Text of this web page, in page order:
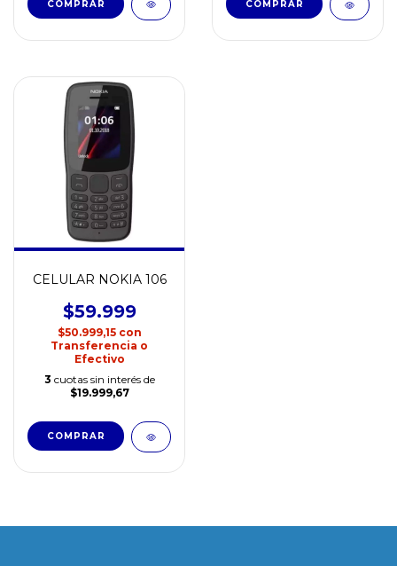
CELULAR NOKIA 106
$59.999
$50.999,15 con
Transferencia o
Efectivo
3 cuotas sin interés de
$19.999,67